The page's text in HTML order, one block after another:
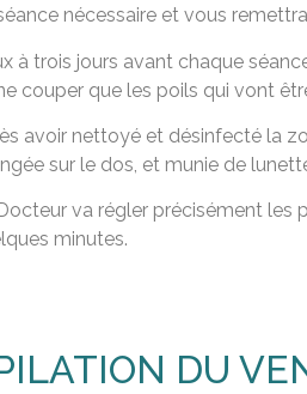
nécessaire et vous
à trois jours avant chaque
couper que les poils qui vont
avoir nettoyé et désinfecté la
sur le dos, et munie de
va régler précisément les
minutes.
DU